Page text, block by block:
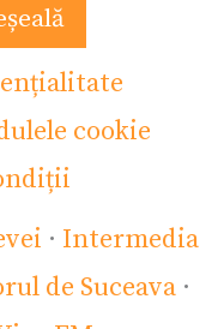
cookie
· Intermedia
de Suceava ·